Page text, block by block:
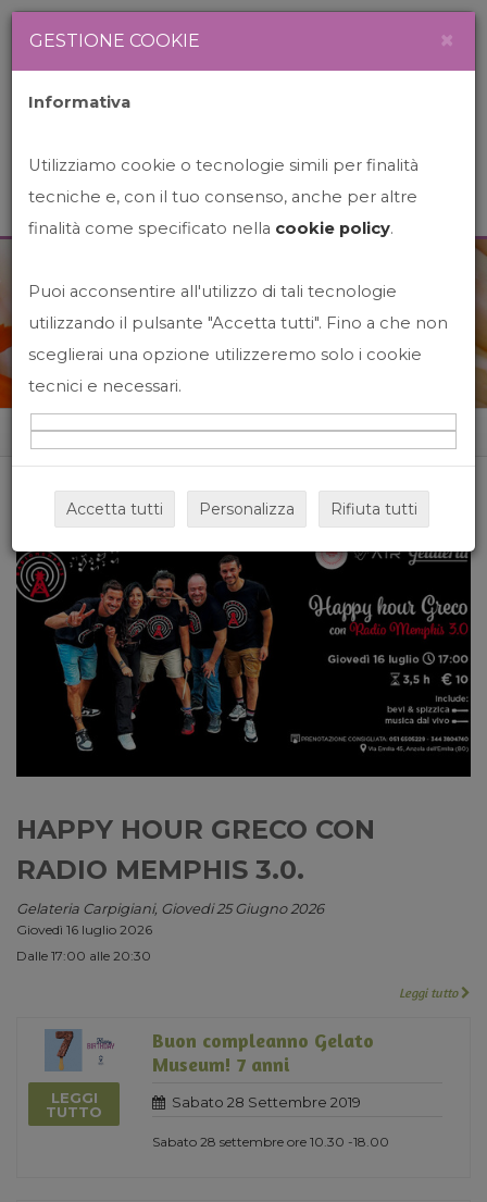
News&Events
Home News&events
HAPPY HOUR GRECO CON
RADIO MEMPHIS 3.0.
Gelateria Carpigiani, Giovedi 25 Giugno 2026
Giovedì 16 luglio 2026
Dalle 17:00 alle 20:30
Leggi tutto
LEGGI
TUTTO
Buon compleanno Gelato
Museum! 7 anni
Sabato 28 Settembre 2019
Sabato 28 settembre ore 10.30 -18.00
GESTIONE COOKIE ×
Informativa
Utilizziamo cookie o tecnologie simili per finalità
tecniche e, con il tuo consenso, anche per altre
finalità come specificato nella cookie policy.
Puoi acconsentire all'utilizzo di tali tecnologie
utilizzando il pulsante "Accetta tutti". Fino a che non
sceglierai una opzione utilizzeremo solo i cookie
tecnici e necessari.
Accetta tutti Personalizza Rifiuta tutti